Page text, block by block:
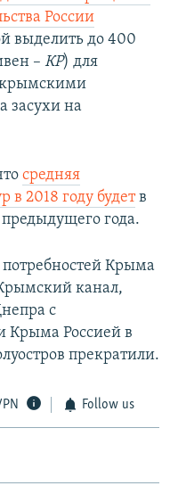
России
выделить до 400
– КР) для
крымскими
засухи на
средняя
в 2018 году будетв
года.
потребностей Крыма
канал,
с
Крыма Россией в
прекратили.
Follow us